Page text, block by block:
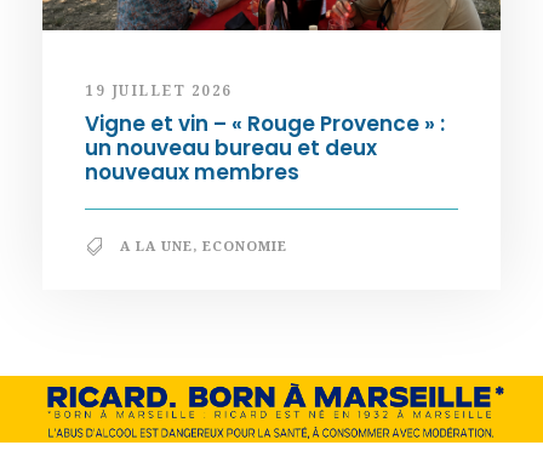
19 JUILLET 2026
Vigne et vin – « Rouge Provence » :
un nouveau bureau et deux
nouveaux membres
A LA UNE, ECONOMIE